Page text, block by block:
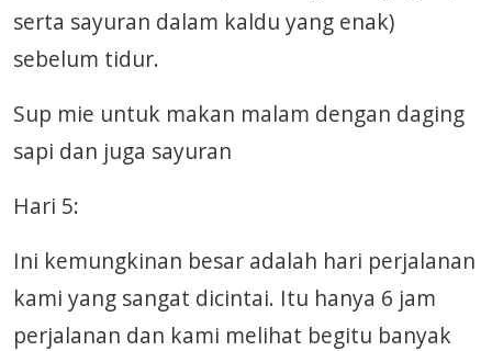
serta sayuran dalam kaldu yang enak)
sebelum tidur.
Sup mie untuk makan malam dengan daging
sapi dan juga sayuran
Hari 5:
Ini kemungkinan besar adalah hari perjalanan
kami yang sangat dicintai. Itu hanya 6 jam
perjalanan dan kami melihat begitu banyak